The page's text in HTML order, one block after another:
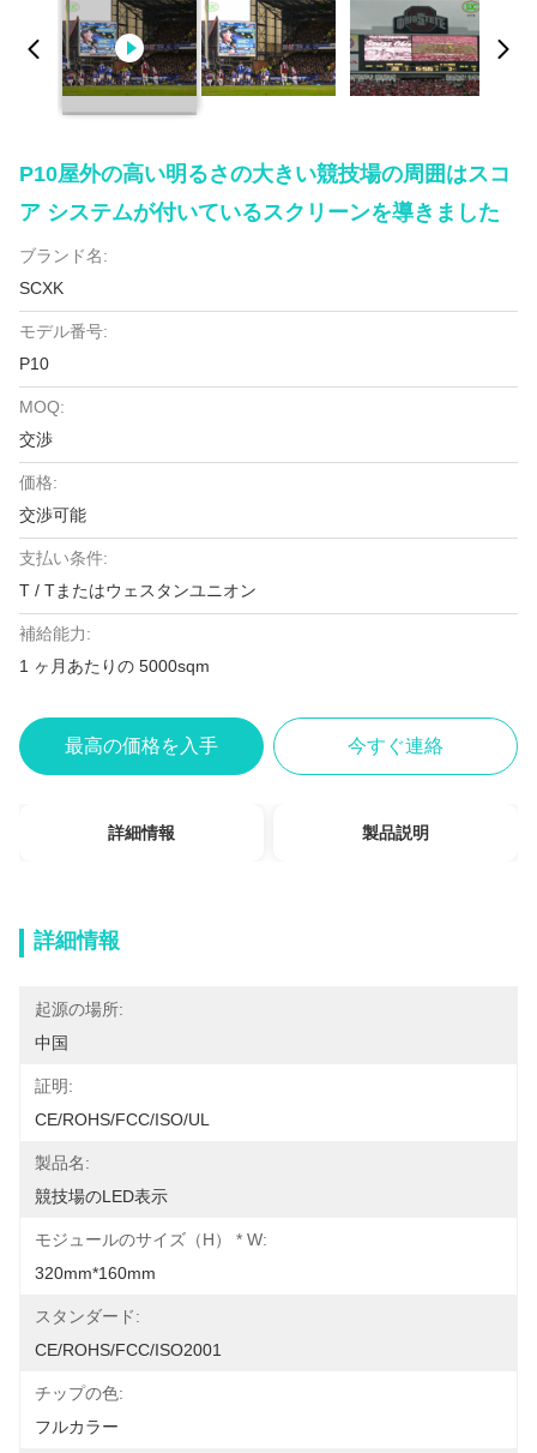
P10屋外の高い明るさの大きい競技場の周囲はスコ
ア システムが付いているスクリーンを導きました
ブランド名:
SCXK
モデル番号:
P10
MOQ:
交渉
価格:
交渉可能
支払い条件:
T / Tまたはウェスタンユニオン
補給能力:
1 ヶ月あたりの 5000sqm
最高の価格を入手 今すぐ連絡
詳細情報 製品説明
詳細情報
起源の場所:
中国
証明:
CE/ROHS/FCC/ISO/UL
製品名:
競技場のLED表示
モジュールのサイズ（H） * W:
320mm*160mm
スタンダード:
CE/ROHS/FCC/ISO2001
チップの色:
フルカラー